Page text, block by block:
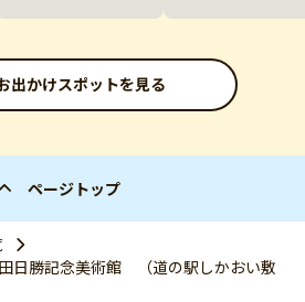
出かけスポットを見る
ページトップ
日勝記念美術館 （道の駅しかおい敷